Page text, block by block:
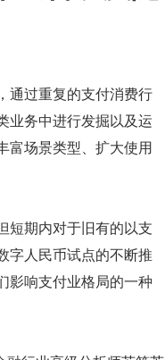
通过重复的支付消费行
业务中进行发掘以及运
富场景类型、扩大使用
短期内对于旧有的以支
字人民币试点的不断推
影响支付业格局的一种